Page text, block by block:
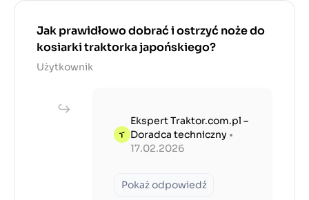
Jak prawidłowo dobrać i ostrzyć noże do
kosiarki traktorka japońskiego?
Użytkownik
Ekspert Traktor.com.pl –
Doradca techniczny •
17.02.2026
Pokaż odpowiedź